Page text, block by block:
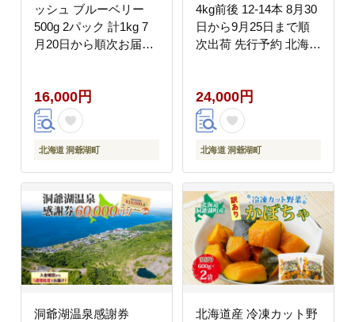
ッシュ ブルーベリー
500g 2パック 計1kg 7
月20日から順次お届け
ルーツ 新鮮 国産 ベリ
ー 農作物 お取り寄せ
冷凍 長期 保存 洞爺湖
町
16,000円
北海道 洞爺湖町
4kg前後 12-14本 8月30
日から9月25日まで順
次出荷 先行予約 北海道
地直送 お取り寄せ 佐々
木ファーム 洞爺湖
24,000円
北海道 洞爺湖町
洞爺湖温泉感謝券
北海道産 冷凍カット野